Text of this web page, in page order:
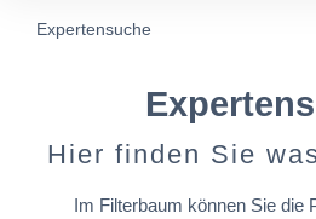
Expertensuche
Hier finden Sie
Im Filterbaum können Sie die